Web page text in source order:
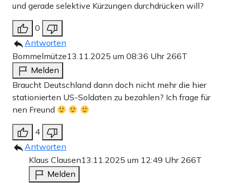
und gerade selektive Kürzungen durchdrücken will?
0
Antworten
Bommelmütze13.11.2025 um 08:36 Uhr 266T
Melden
Braucht Deutschland dann doch nicht mehr die hier
stationierten US-Soldaten zu bezahlen? Ich frage für
nen Freund
4
Antworten
Klaus Clausen13.11.2025 um 12:49 Uhr 266T
Melden